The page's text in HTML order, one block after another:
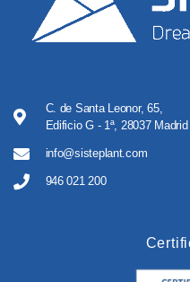
C. de Santa Leonor, 65,
Edificio G - 1ª, 28037 Madrid
info@sisteplant.com
946 021 200